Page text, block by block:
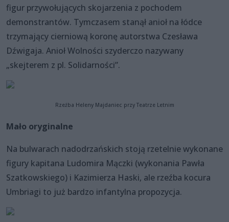
figur przywołujących skojarzenia z pochodem
demonstrantów. Tymczasem stanął anioł na łódce
trzymający cierniową koronę autorstwa Czesława
Dźwigaja. Anioł Wolności szyderczo nazywany
„skejterem z pl. Solidarności”.
Rzeźba Heleny Majdaniec przy Teatrze Letnim
Mało oryginalne
Na bulwarach nadodrzańskich stoją rzetelnie wykonane
figury kapitana Ludomira Mączki (wykonania Pawła
Szatkowskiego) i Kazimierza Haski, ale rzeźba kocura
Umbriagi to już bardzo infantylna propozycja.